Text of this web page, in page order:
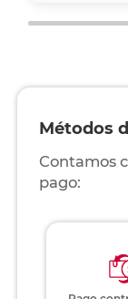
Métodos
Contamos
pago: